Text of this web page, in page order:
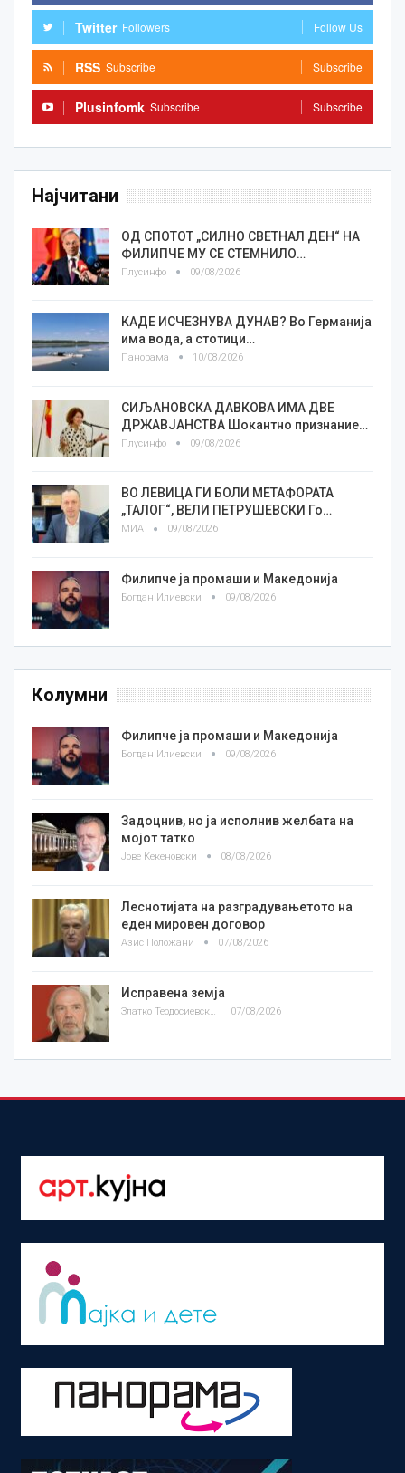
Twitter Followers Follow Us
RSS Subscribe Subscribe
Plusinfomk Subscribe Subscribe
Најчитани
ОД СПОТОТ „СИЛНО СВЕТНАЛ ДЕН“ НА
ФИЛИПЧЕ МУ СЕ СТЕМНИЛО…
Плусинфо 09/08/2026
КАДЕ ИСЧЕЗНУВА ДУНАВ? Во Германија
има вода, а стотици…
Панорама 10/08/2026
СИЉАНОВСКА ДАВКОВА ИМА ДВЕ
ДРЖАВЈАНСТВА Шокантно признание…
Плусинфо 09/08/2026
ВО ЛЕВИЦА ГИ БОЛИ МЕТАФОРАТА
„ТАЛОГ“, ВЕЛИ ПЕТРУШЕВСКИ Го…
МИА 09/08/2026
Филипче ја промаши и Македонија
Богдан Илиевски 09/08/2026
Колумни
Филипче ја промаши и Македонија
Богдан Илиевски 09/08/2026
Задоцнив, но ја исполнив желбата на
мојот татко
Јове Кекеновски 08/08/2026
Леснотијата на разградувањетото на
еден мировен договор
Азис Положани 07/08/2026
Исправена земја
07/08/2026